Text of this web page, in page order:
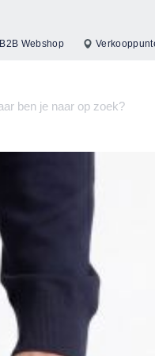
B2B Webshop